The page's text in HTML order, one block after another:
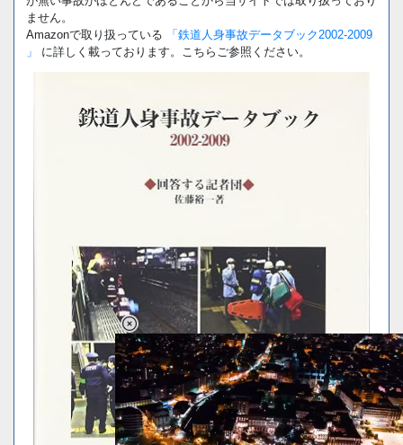
ません。
Amazonで取り扱っている
「鉄道人身事故データブック2002-2009
」
に詳しく載っております。こちらご参照ください。